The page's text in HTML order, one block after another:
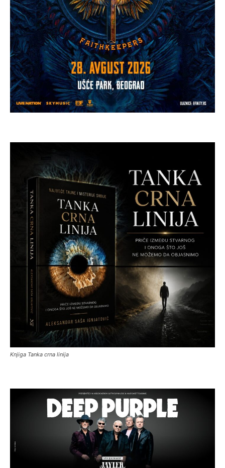
Knjiga Tanka crna linija